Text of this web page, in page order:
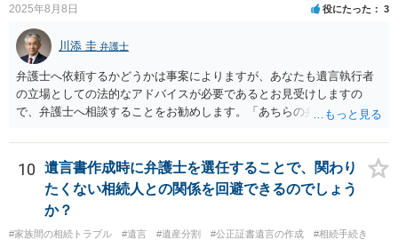
2025年8月8日 役にたった 3
川添 圭 弁護士
弁護士へ依頼するかどうかは事案によりますが、あなたも遺言執行者
の立場としての法的なアドバイスが必要であるとお見受けしますの
で、弁護士へ相談することをお勧めします。「あちらの弁護士」（元
誘導しかしてこないと思います。
10
遺言書作成時に弁護士を選任することで、関わり
たくない相続人との関係を回避できるのでしょう
か？
#家族間の相続トラブル #遺言 #遺産分割 #公正証書遺言の作成
#相続手続き